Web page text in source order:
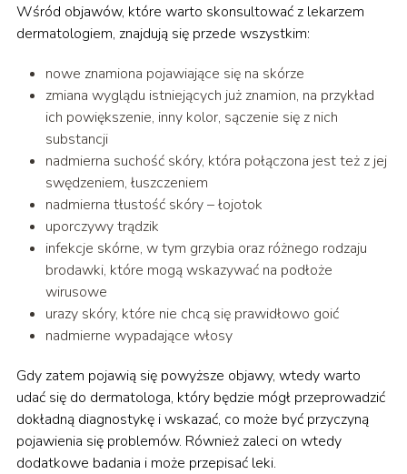
Wśród objawów, które warto skonsultować z lekarzem
dermatologiem, znajdują się przede wszystkim:
nowe znamiona pojawiające się na skórze
zmiana wyglądu istniejących już znamion, na przykład
ich powiększenie, inny kolor, sączenie się z nich
substancji
nadmierna suchość skóry, która połączona jest też z jej
swędzeniem, łuszczeniem
nadmierna tłustość skóry – łojotok
uporczywy trądzik
infekcje skórne, w tym grzybia oraz różnego rodzaju
brodawki, które mogą wskazywać na podłoże
wirusowe
urazy skóry, które nie chcą się prawidłowo goić
nadmierne wypadające włosy
Gdy zatem pojawią się powyższe objawy, wtedy warto
udać się do dermatologa, który będzie mógł przeprowadzić
dokładną diagnostykę i wskazać, co może być przyczyną
pojawienia się problemów. Również zaleci on wtedy
dodatkowe badania i może przepisać leki.